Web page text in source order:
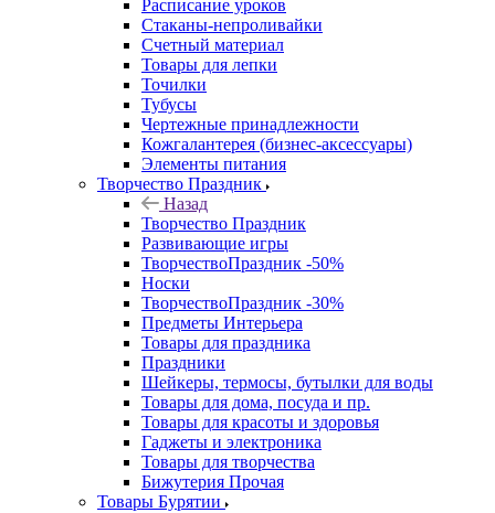
Расписание уроков
Стаканы-непроливайки
Счетный материал
Товары для лепки
Точилки
Тубусы
Чертежные принадлежности
Кожгалантерея (бизнес-аксессуары)
Элементы питания
Творчество Праздник
Назад
Творчество Праздник
Развивающие игры
ТворчествоПраздник -50%
Носки
ТворчествоПраздник -30%
Предметы Интерьера
Товары для праздника
Праздники
Шейкеры, термосы, бутылки для воды
Товары для дома, посуда и пр.
Товары для красоты и здоровья
Гаджеты и электроника
Товары для творчества
Бижутерия Прочая
Товары Бурятии